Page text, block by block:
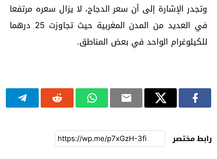
وتجدر الإشارة إلى أن سعر الدجاج، لا يزال سعره مرتفعا
في العديد من المدن المغربية حيث تجاوزت 25 درهما
للكيلوغرام الواحد في بعض المناطق.
رابط مختصر